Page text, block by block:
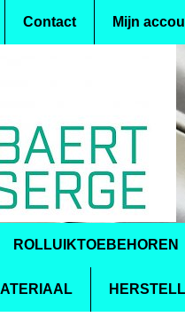
Contact Mijn
ROLLUIKTOEBEHOREN